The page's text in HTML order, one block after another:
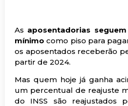
As aposentadorias
mínimo como piso para
os aposentados receberão
partir de 2024.
Mas quem hoje já ganha
um percentual de reajuste
do INSS são reajustados